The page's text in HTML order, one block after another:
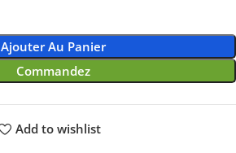
Ajouter Au Panier
Commandez
Add to wishlist